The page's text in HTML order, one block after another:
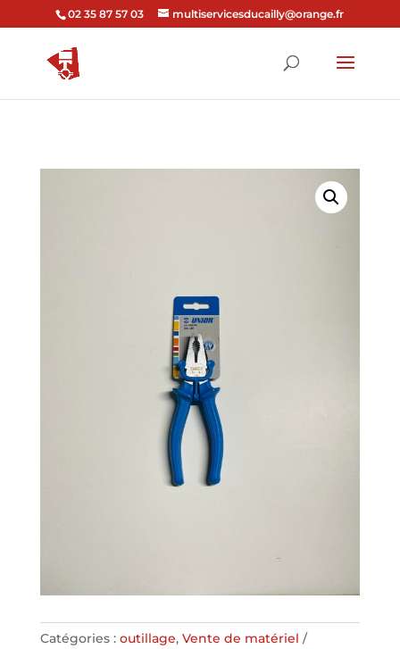
02 35 87 57 03 multiservicesducailly@orange.fr
Catégories : outillage, Vente de matériel